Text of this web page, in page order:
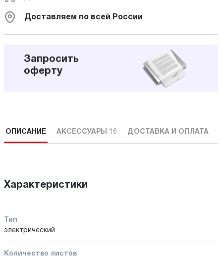
Доставляем по всей России
Запросить
оферту
ОПИСАНИЕ АКСЕССУАРЫ 16 ДОСТАВКА И ОПЛАТА
Характеристики
Тип
электрический
Количество листов